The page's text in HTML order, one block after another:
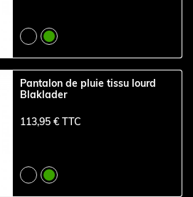
Pantalon de pluie tissu lourd
Blaklader
113,95 € TTC